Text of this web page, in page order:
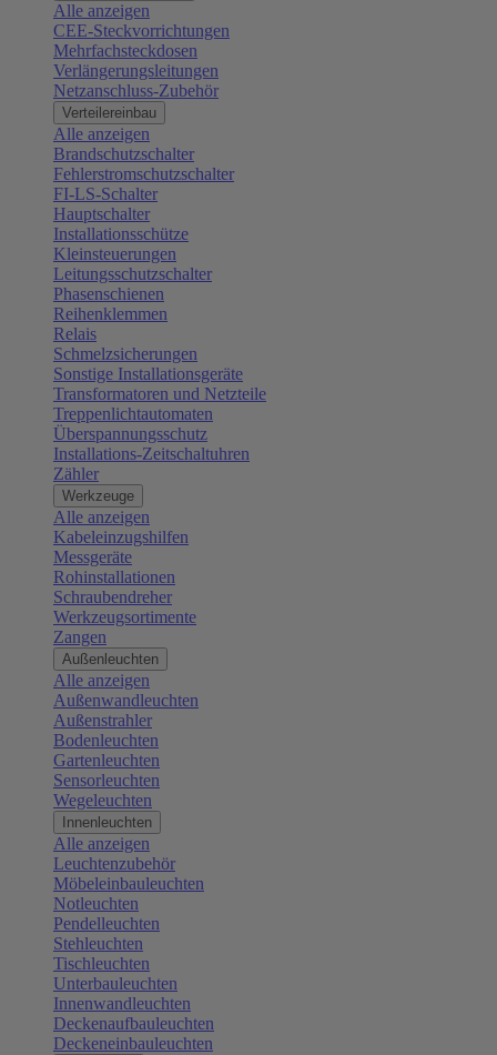
Alle anzeigen
CEE-Steckvorrichtungen
Mehrfachsteckdosen
Verlängerungsleitungen
Netzanschluss-Zubehör
Verteilereinbau
Alle anzeigen
Brandschutzschalter
Fehlerstromschutzschalter
FI-LS-Schalter
Hauptschalter
Installationsschütze
Kleinsteuerungen
Leitungsschutzschalter
Phasenschienen
Reihenklemmen
Relais
Schmelzsicherungen
Sonstige Installationsgeräte
Transformatoren und Netzteile
Treppenlichtautomaten
Überspannungsschutz
Installations-Zeitschaltuhren
Zähler
Werkzeuge
Alle anzeigen
Kabeleinzugshilfen
Messgeräte
Rohinstallationen
Schraubendreher
Werkzeugsortimente
Zangen
Außenleuchten
Alle anzeigen
Außenwandleuchten
Außenstrahler
Bodenleuchten
Gartenleuchten
Sensorleuchten
Wegeleuchten
Innenleuchten
Alle anzeigen
Leuchtenzubehör
Möbeleinbauleuchten
Notleuchten
Pendelleuchten
Stehleuchten
Tischleuchten
Unterbauleuchten
Innenwandleuchten
Deckenaufbauleuchten
Deckeneinbauleuchten